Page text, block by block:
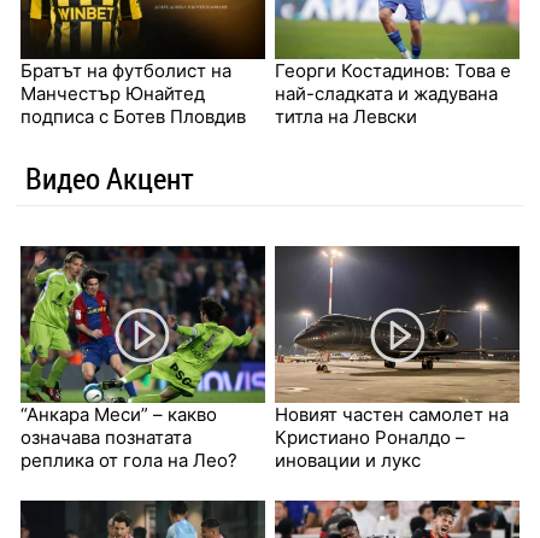
Братът на футболист на
Манчестър Юнайтед
подписа с Ботев Пловдив
Георги Костадинов: Това е
най-сладката и жадувана
титла на Левски
Видео Акцент
“Анкара Меси” – какво
означава познатата
реплика от гола на Лео?
Новият частен самолет на
Кристиано Роналдо –
иновации и лукс